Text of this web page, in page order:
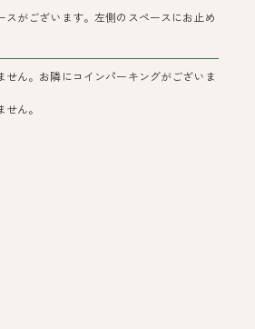
スがございます。左側のスペースにお止め
せん。お隣にコインパーキングがございま
ん。